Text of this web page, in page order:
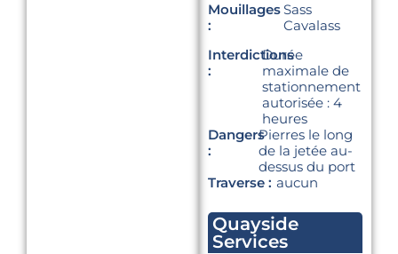
Mouillages
:
Sass
Cavalass
Interdictions
:
Durée
maximale de
stationnement
autorisée : 4
heures
Dangers
:
Pierres le long
de la jetée au-
dessus du port
Traverse : aucun
Quayside
Services